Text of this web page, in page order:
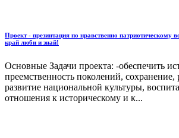
Проект - презинтация по нравственно патриотическому
край люби и знай!
Основные Задачи проекта: -обеспечить
преемственность поколений, сохранение,
развитие национальной культуры,
отношения к историческому и к...